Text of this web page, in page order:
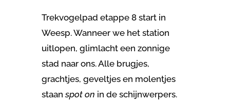
Trekvogelpad etappe 8 start in
Weesp. Wanneer we het station
uitlopen, glimlacht een zonnige
stad naar ons. Alle brugjes,
grachtjes, geveltjes en molentjes
staanspot on in de schijnwerpers.